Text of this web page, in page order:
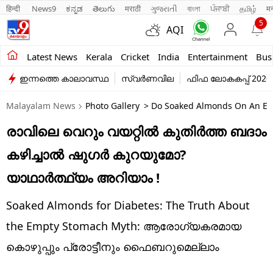
हिन्दी News9 ಕನ್ನಡ తెలుగు मराठी ગુજરાતી বাংলা ਪੰਜਾਬੀ தமிழ்
AQI
5
Latest News Kerala Cricket India Entertainment
Kerala
India
Entertainment
Business
Education
Lifestyle
world
ഇന്നത്തെ കാലാവസ്ഥ സ്വർണവില ഫിഫ ലോകകപ്പ് 2026
Malayalam News Photo Gallery > Do Soaked Almonds On An
രാവിലെ വെറും വയറ്റിൽ കുതിർത്ത ബദാം
കഴിച്ചാൽ ഷുഗർ കുറയുമോ?
യാഥാർത്ഥ്യം അറിയാം !
Soaked Almonds for Diabetes: The Truth About
the Empty Stomach Myth: ആരോഗ്യകരമായ
കൊഴുപ്പും പ്രോട്ടീനും ഫൈബറുമെല്ലാം